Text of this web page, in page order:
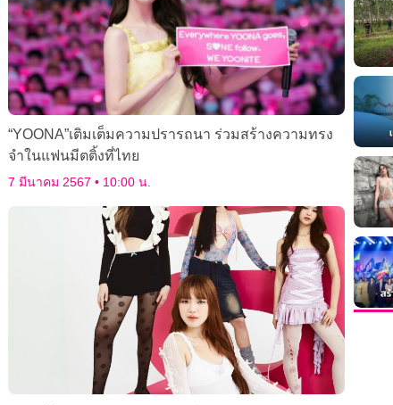
“YOONA”เติมเต็มความปรารถนา ร่วมสร้างความทรง
จำในแฟนมีตติ้งที่ไทย
7 มีนาคม 2567 10:00 น.